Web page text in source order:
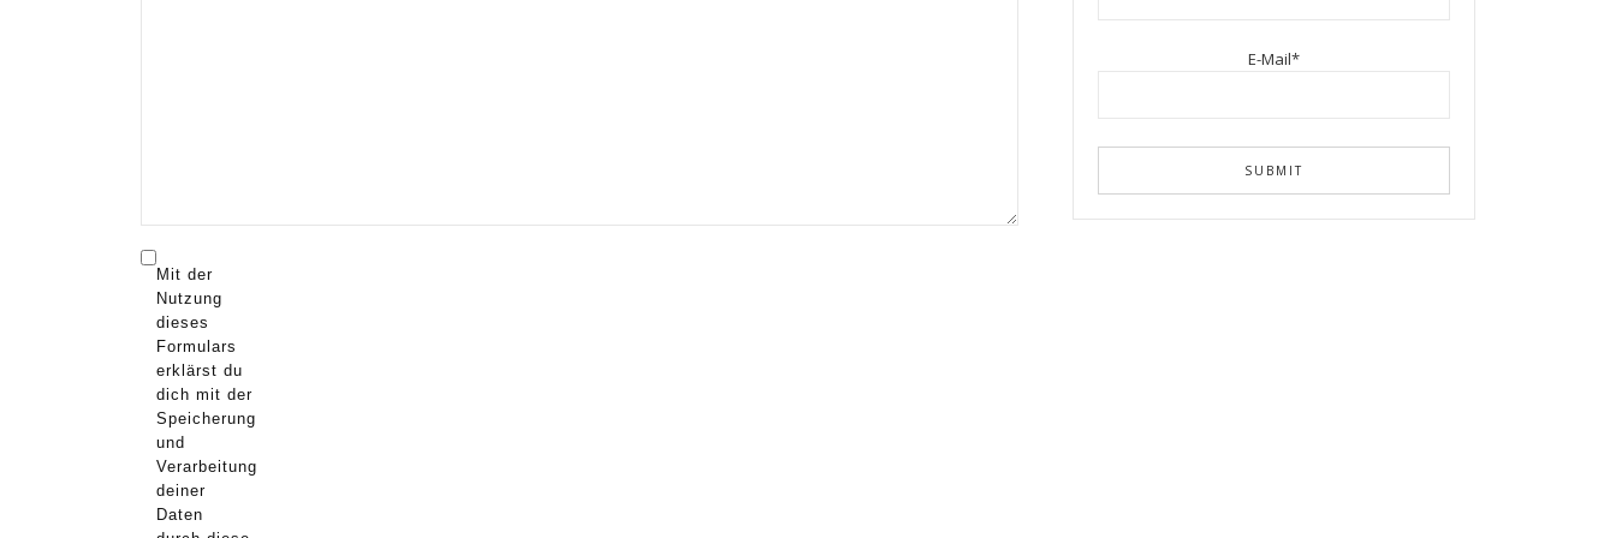
Mit der
Nutzung
dieses
Formulars
erklärst du
dich mit der
Speicherung
und
Verarbeitung
deiner
Daten
E-Mail*